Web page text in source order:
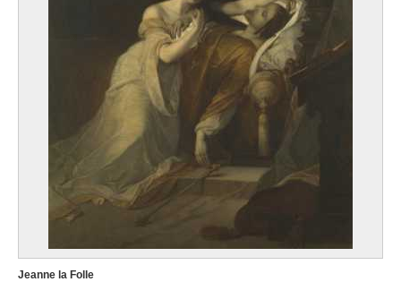
Jeanne la Folle